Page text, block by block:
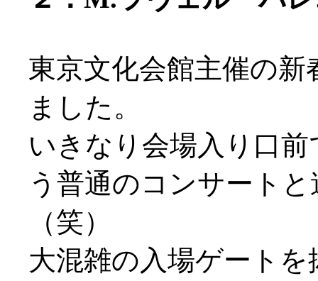
東京文化会館主催の
ました。
いきなり会場入り口
う普通のコンサート
（笑）
大混雑の入場ゲート